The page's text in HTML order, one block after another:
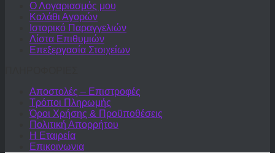
Ο Λογαριασμός μου
Καλάθι Αγορών
Ιστορικό Παραγγελιών
Λίστα Επιθυμιών
Επεξεργασία Στοιχείων
Αποστολές – Επιστροφές
Τρόποι Πληρωμής
Όροι Χρήσης & Προϋποθέσεις
Πολιτική Απορρήτου
Η Εταιρεία
Επικοινωνια